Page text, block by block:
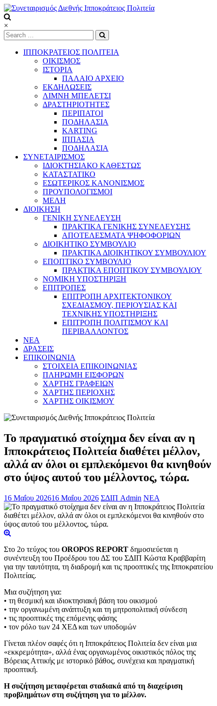
Skip
to
content
Συνεταιρισμός
Διεθνής
Ιπποκράτειος
Πολιτεία
×
ΙΠΠΟΚΡΑΤΕΙΟΣ ΠΟΛΙΤΕΙΑ
ΟΙΚΙΣΜΟΣ
ΙΣΤΟΡΙΑ
ΠΑΛΑΙΟ ΑΡΧΕΙΟ
ΕΚΔΗΛΩΣΕΙΣ
ΛΙΜΝΗ ΜΠΕΛΕΤΣΙ
ΔΡΑΣΤΗΡΙΟΤΗΤΕΣ
ΠΕΡΙΠΑΤΟΙ
ΠΟΔΗΛΑΣΙΑ
KARTING
ΙΠΠΑΣΙΑ
ΠΟΔΗΛΑΣΙΑ
ΣΥΝΕΤΑΙΡΙΣΜΟΣ
ΙΔΙΟΚΤΗΣΙΑΚΟ ΚΑΘΕΣΤΩΣ
ΚΑΤΑΣΤΑΤΙΚΟ
ΕΣΩΤΕΡΙΚΟΣ ΚΑΝΟΝΙΣΜΟΣ
ΠΡΟΥΠΟΛΟΓΙΣΜΟΙ
ΜΕΛΗ
ΔΙΟΙΚΗΣΗ
ΓΕΝΙΚΗ ΣΥΝΕΛΕΥΣΗ
ΠΡΑΚΤΙΚΑ ΓΕΝΙΚΗΣ ΣΥΝΕΛΕΥΣΗΣ
ΑΠΟΤΕΛΕΣΜΑΤΑ ΨΗΦΟΦΟΡΙΩΝ
ΔΙΟΙΚΗΤΙΚΟ ΣΥΜΒΟΥΛΙΟ
ΠΡΑΚΤΙΚΑ ΔΙΟΙΚΗΤΙΚΟΥ ΣΥΜΒΟΥΛΙΟΥ
ΕΠΟΠΤΙΚΟ ΣΥΜΒΟΥΛΙΟ
ΠΡΑΚΤΙΚΑ ΕΠΟΠΤΙΚΟΥ ΣΥΜΒΟΥΛΙΟΥ
ΝΟΜΙΚΗ ΥΠΟΣΤΗΡΙΞΗ
ΕΠΙΤΡΟΠΕΣ
ΕΠΙΤΡΟΠΗ ΑΡΧΙΤΕΚΤΟΝΙΚΟΥ
ΣΧΕΔΙΑΣΜΟΥ, ΠΕΡΙΟΥΣΙΑΣ ΚΑΙ
ΤΕΧΝΙΚΗΣ ΥΠΟΣΤΗΡΙΞΗΣ
ΕΠΙΤΡΟΠΗ ΠΟΛΙΤΙΣΜΟΥ ΚΑΙ
ΠΕΡΙΒΑΛΛΟΝΤΟΣ
NEA
ΔΡΑΣΕΙΣ
ΕΠΙΚΟΙΝΩΝΙΑ
ΣΤΟΙΧΕΙΑ ΕΠΙΚΟΙΝΩΝΙΑΣ
ΠΛΗΡΩΜΗ ΕΙΣΦΟΡΩΝ
ΧΑΡΤΗΣ ΓΡΑΦΕΙΩΝ
ΧΑΡΤΗΣ ΠΕΡΙΟΧΗΣ
ΧΑΡΤΗΣ ΟΙΚΙΣΜΟΥ
Το πραγματικό στοίχημα δεν είναι αν η
Ιπποκράτειος Πολιτεία διαθέτει μέλλον,
αλλά αν όλοι οι εμπλεκόμενοι θα κινηθούν
στο ύψος αυτού του μέλλοντος, τώρα.
16 Μαΐου 202616 Μαΐου 2026 ΣΔΙΠ Admin ΝΕΑ
Στο 2ο τεύχος του OROPOS REPORT δημοσιεύεται η
συνέντευξη του Προέδρου του ΔΣ του ΣΔΙΠ Κώστα Κραββαρίτη
για την ταυτότητα, τη διαδρομή και τις προοπτικές της Ιπποκρατείου
Πολιτείας.
Μια συζήτηση για:
• τη θεσμική και ιδιοκτησιακή βάση του οικισμού
• την οργανωμένη ανάπτυξη και τη μητροπολιτική σύνδεση
• τις προοπτικές της επόμενης φάσης
• τον ρόλο των 24 ΧΕΔ και των υποδομών
Γίνεται πλέον σαφές ότι η Ιπποκράτειος Πολιτεία δεν είναι μια
«εκκρεμότητα», αλλά ένας οργανωμένος οικιστικός πόλος της
Βόρειας Αττικής με ιστορικό βάθος, συνέχεια και πραγματική
προοπτική.
Η συζήτηση μεταφέρεται σταδιακά από τη διαχείριση
προβλημάτων στη συζήτηση για το μέλλον.